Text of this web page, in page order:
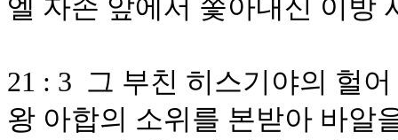
엘 자손 앞에서 쫓아내신 이방
21 : 3 그 부친 히스기야의 헐
왕 아합의 소위를 본받아 바알